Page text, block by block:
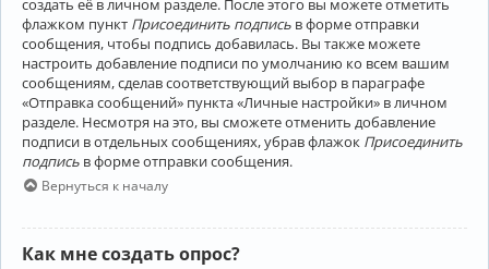
флажком пункт Присоединить подпись в форме отправки
сообщения, чтобы подпись добавилась. Вы также можете
настроить добавление подписи по умолчанию ко всем вашим
сообщениям, сделав соответствующий выбор в параграфе
«Отправка сообщений» пункта «Личные настройки» в личном
разделе. Несмотря на это, вы сможете отменить добавление
подписи в отдельных сообщениях, убрав флажок Присоединить
подпись в форме отправки сообщения.
Вернуться к началу
Как мне создать опрос?